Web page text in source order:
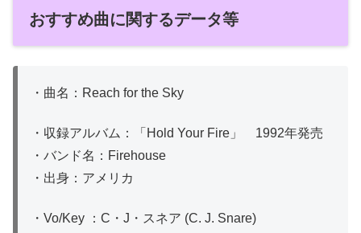
おすすめ曲に関するデータ等
・曲名：Reach for the Sky
・収録アルバム：「Hold Your Fire」 1992年発売
・バンド名：Firehouse
・出身：アメリカ
・Vo/Key ：C・J・スネア (C. J. Snare)